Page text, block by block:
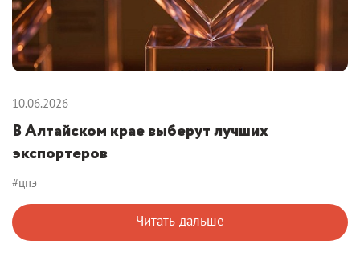
10.06.2026
В Алтайском крае выберут лучших
экспортеров
#цпэ
Читать дальше